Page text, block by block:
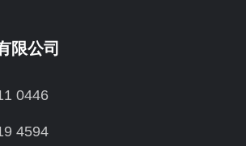
限公司
0446
4594